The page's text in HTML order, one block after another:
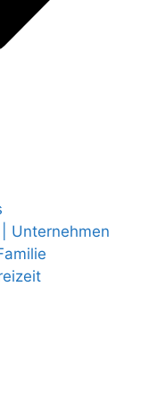
Unternehmen